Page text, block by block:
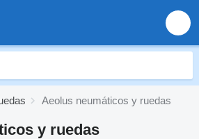
Aeolus neumáticos y ruedas
y ruedas